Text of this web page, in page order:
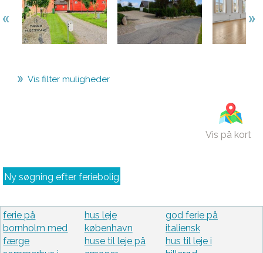
Vis filter muligheder
Vis på kort
Ny søgning efter feriebolig
ferie på
bornholm med
færge
hus leje
københavn
huse til leje på
god ferie på
italiensk
hus til leje i